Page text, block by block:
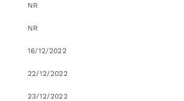
NR
NR
16/12/2022
22/12/2022
23/12/2022